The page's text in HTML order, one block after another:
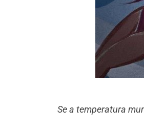
Se a temperatura